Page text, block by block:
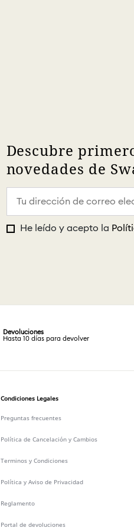
Descubre
novedades de
He leído y acepto la
Devoluciones
Hasta 10 días para devolver
Condiciones Legales
Preguntas frecuentes
Política de Cancelación y Cambios
Terminos y Condiciones
Política y Aviso de Privacidad
Reglamento
Portal de devoluciones